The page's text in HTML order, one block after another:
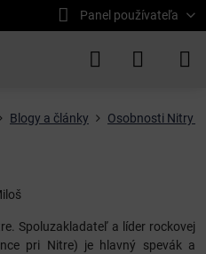
Panel používateľa
Blogy a články Osobnosti Nitry
Spoluzakladateľ a líder rockovej
pri Nitre) je hlavný spevák a